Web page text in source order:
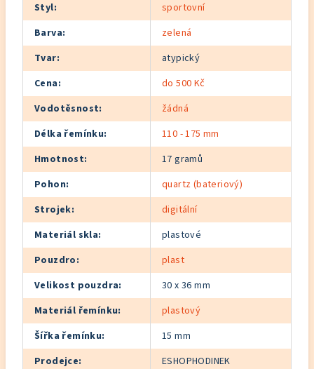
Styl:
sportovní
Barva:
zelená
Tvar:
atypický
Cena:
do 500 Kč
Vodotěsnost:
žádná
Délka řemínku:
110 - 175 mm
Hmotnost:
17 gramů
Pohon:
quartz (bateriový)
Strojek:
digitální
Materiál skla:
plastové
Pouzdro:
plast
Velikost pouzdra:
30 x 36 mm
Materiál řemínku:
plastový
Šířka řemínku:
15 mm
Prodejce:
ESHOPHODINEK